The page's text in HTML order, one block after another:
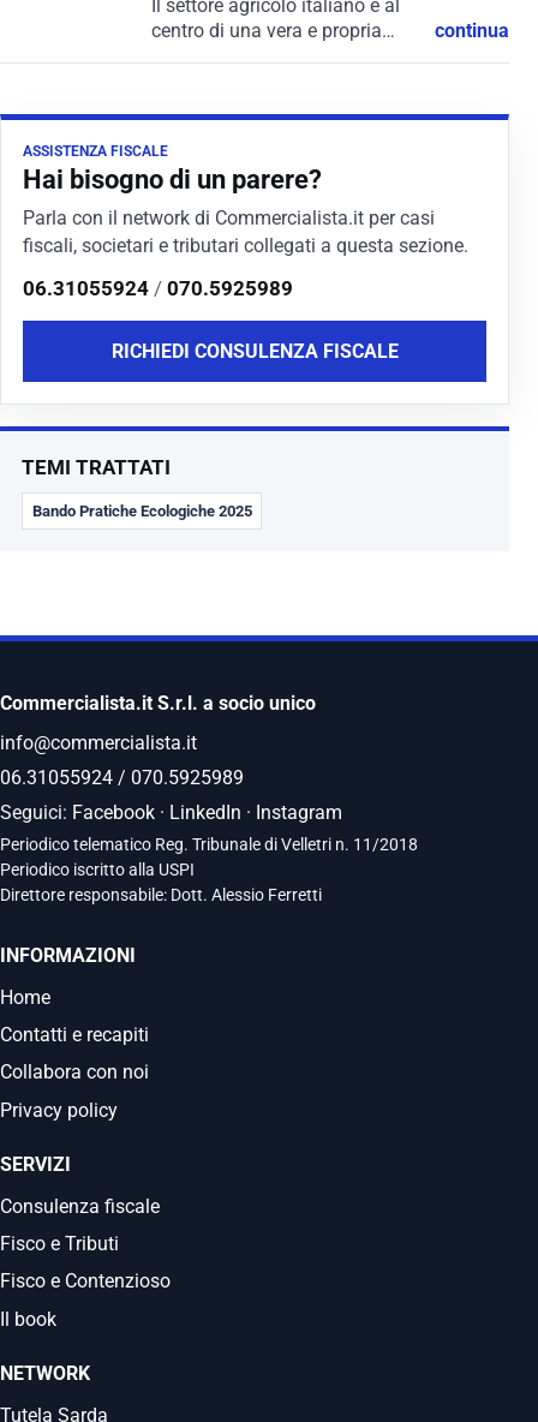
Il settore agricolo italiano è al
centro di una vera e propria
settembre, rappresenta...
continua
ASSISTENZA FISCALE
Hai bisogno di un parere?
Parla con il network di Commercialista.it per casi
fiscali, societari e tributari collegati a questa sezione.
06.31055924 / 070.5925989
RICHIEDI CONSULENZA FISCALE
TEMI TRATTATI
Bando Pratiche Ecologiche 2025
Commercialista.it S.r.l. a socio unico
info@commercialista.it
06.31055924 / 070.5925989
Seguici: Facebook · LinkedIn · Instagram
Periodico telematico Reg. Tribunale di Velletri n. 11/2018
Periodico iscritto alla USPI
Direttore responsabile: Dott. Alessio Ferretti
INFORMAZIONI
Home
Contatti e recapiti
Collabora con noi
Privacy policy
SERVIZI
Consulenza fiscale
Fisco e Tributi
Fisco e Contenzioso
Il book
NETWORK
Tutela Sarda